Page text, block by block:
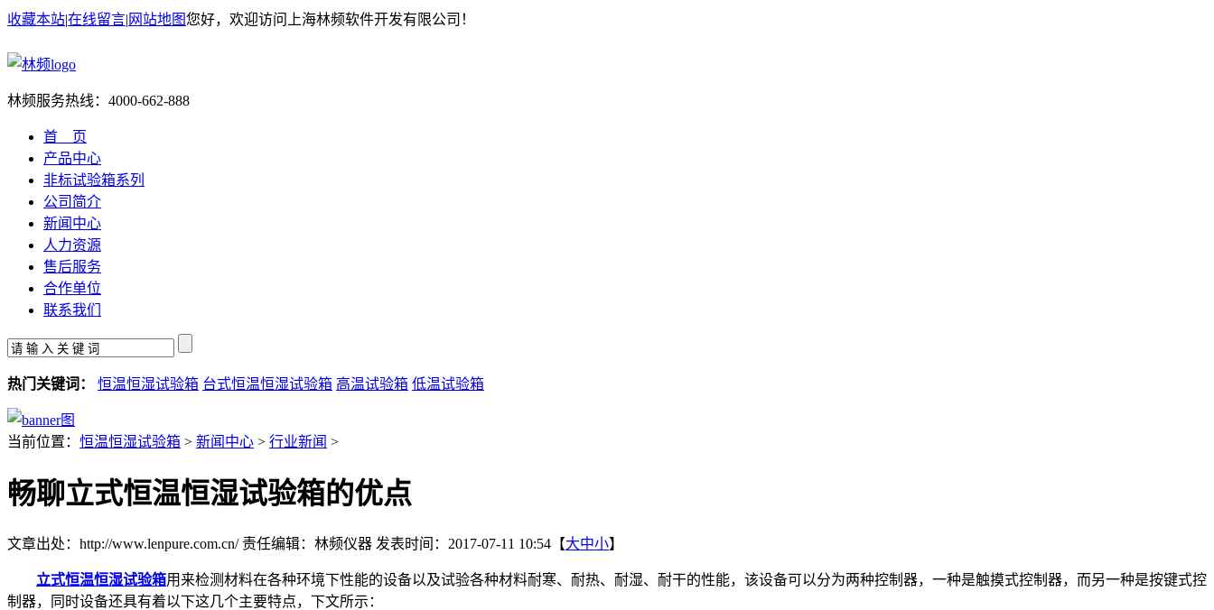
收藏本站|在线留言| 网站地图您好，欢迎访问上海林频软件开发有限公司！
林频服务热线： 4000-662-888
首 页
产品中心
非标试验箱系列
公司简介
新闻中心
人力资源
售后服务
合作单位
联系我们
热门关键词： 恒温恒湿试验箱 台式恒温恒湿试验箱 高温试验箱 低温试验箱
当前位置： 恒温恒湿试验箱 > 新闻中心 > 行业新闻 >
畅聊立式恒温恒湿试验箱的优点
文章出处：http://www.lenpure.com.cn/ 责任编辑：林频仪器 发表时间：2017-07-11 10:54【大中小】
立式恒温恒湿试验箱用来检测材料在各种环境下性能的设备以及试验各种材料耐寒、耐热、耐湿、耐干的性能，该设备可以分为两种控制器，一种是触摸式控制器，而另一种是按键式控
制器，同时设备还具有着以下这几个主要特点，下文所示：